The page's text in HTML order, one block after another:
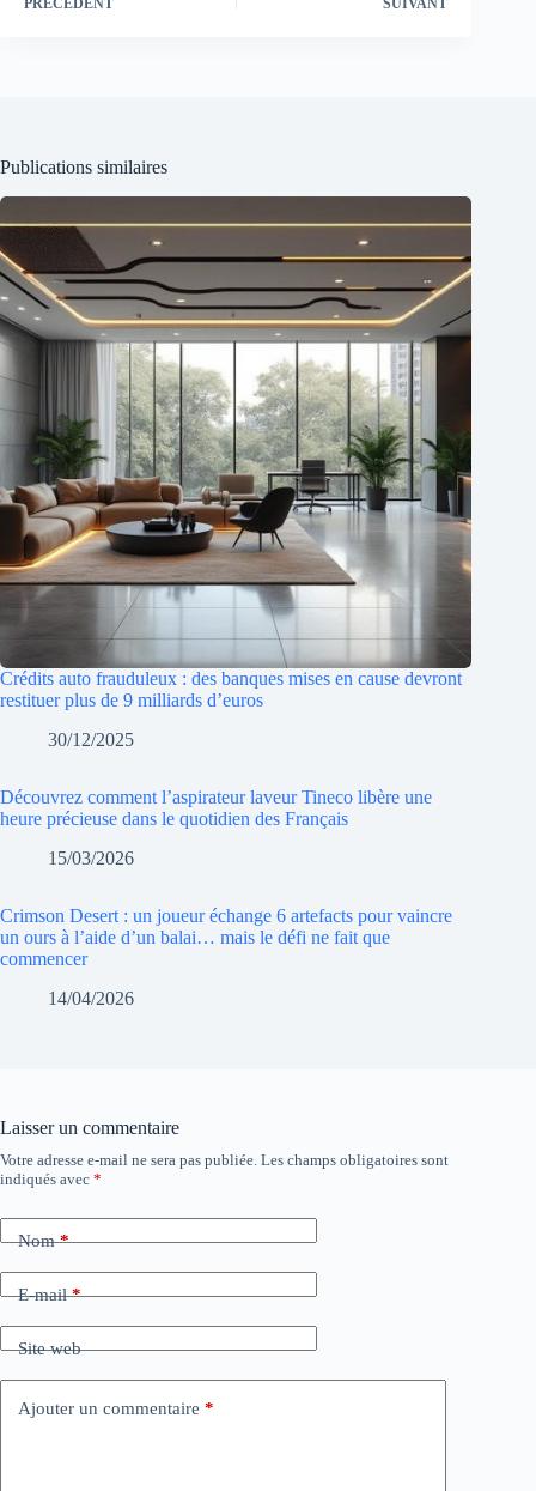
PRÉCÉDENT SUIVANT
Publications similaires
Crédits auto frauduleux : des banques mises en cause devront
restituer plus de 9 milliards d’euros
30/12/2025
Découvrez comment l’aspirateur laveur Tineco libère une
heure précieuse dans le quotidien des Français
15/03/2026
Crimson Desert : un joueur échange 6 artefacts pour vaincre
un ours à l’aide d’un balai… mais le défi ne fait que
commencer
14/04/2026
Laisser un commentaire
Votre adresse e-mail ne sera pas publiée. Les champs obligatoires sont
indiqués avec *
Nom*
E-mail*
Site web
Ajouter un commentaire *